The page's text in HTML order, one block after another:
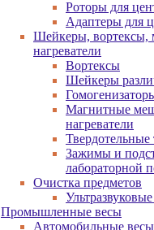
Роторы для
Адаптеры для
Шейкеры, вортексы,
нагреватели
Вортексы
Шейкеры
Магнитные
нагреватели
Твердотельные
Зажимы и
лабораторной
Очистка предметов
Промышленные весы
Автомобильные весы